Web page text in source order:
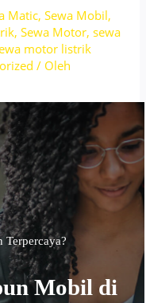
Matic,Sewa Mobil,
,Sewa Motor,sewa
motor listrik
/ Oleh
Terpercaya?
Mobil di